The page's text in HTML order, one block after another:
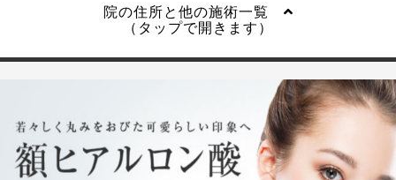
院の住所と他の施術一覧
（タップで開きます）